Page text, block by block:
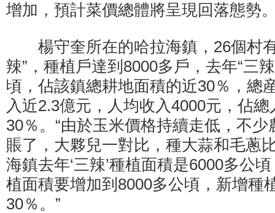
增加，預計菜價總體將呈現回落態勢
楊守奎所在的哈拉海鎮，26個村
辣”，種植戶達到8000多戶，去年“三
頃，佔該鎮總耕地面積的近30％，總
入近2.3億元，人均收入4000元，佔
30％。“由於玉米價格持續走低，不
賬了，大夥兒一對比，種大蒜和毛蔥
海鎮去年‘三辣’種植面積是6000多公頃
植面積要增加到8000多公頃，新增種
30％。”